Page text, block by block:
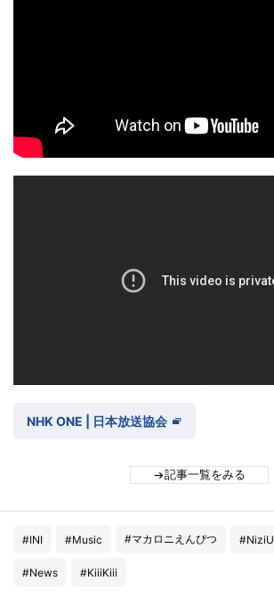
NHK ONE | 日本放送協会
記事一覧をみる
#INI #Music #マカロニえんぴつ #NiziU
#News #KiiiKiii